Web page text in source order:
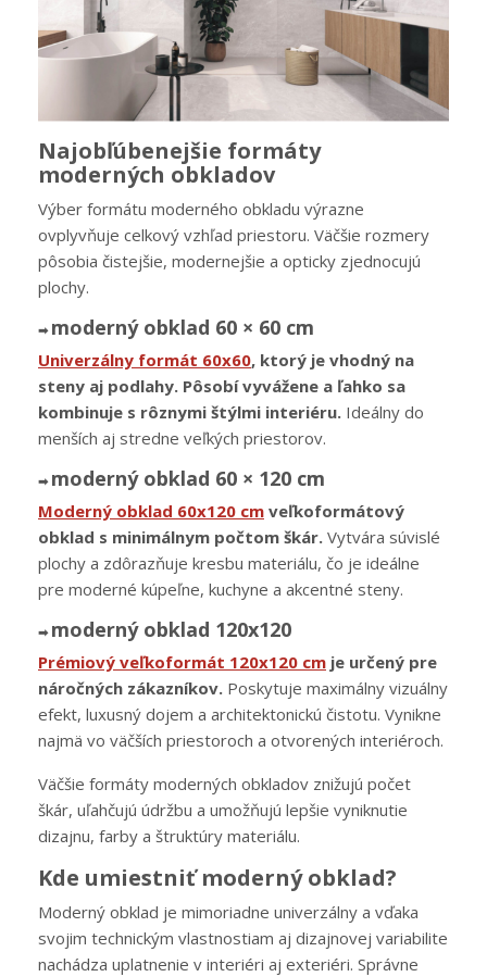
Najobľúbenejšie formáty
moderných obkladov
Výber formátu moderného obkladu výrazne
ovplyvňuje celkový vzhľad priestoru. Väčšie rozmery
pôsobia čistejšie, modernejšie a opticky zjednocujú
plochy.
➡︎ moderný obklad 60 × 60 cm
Univerzálny formát 60x60, ktorý je vhodný na
steny aj podlahy. Pôsobí vyvážene a ľahko sa
kombinuje s rôznymi štýlmi interiéru. Ideálny do
menších aj stredne veľkých priestorov.
➡︎ moderný obklad 60 × 120 cm
Moderný obklad 60x120 cm veľkoformátový
obklad s minimálnym počtom škár. Vytvára súvislé
plochy a zdôrazňuje kresbu materiálu, čo je ideálne
pre moderné kúpeľne, kuchyne a akcentné steny.
➡︎ moderný obklad 120x120
Prémiový veľkoformát 120x120 cm je určený pre
náročných zákazníkov. Poskytuje maximálny vizuálny
efekt, luxusný dojem a architektonickú čistotu. Vynikne
najmä vo väčších priestoroch a otvorených interiéroch.
Väčšie formáty moderných obkladov znižujú počet
škár, uľahčujú údržbu a umožňujú lepšie vyniknutie
dizajnu, farby a štruktúry materiálu.
Kde umiestniť moderný obklad?
Moderný obklad je mimoriadne univerzálny a vďaka
svojim technickým vlastnostiam aj dizajnovej variabilite
nachádza uplatnenie v interiéri aj exteriéri. Správne